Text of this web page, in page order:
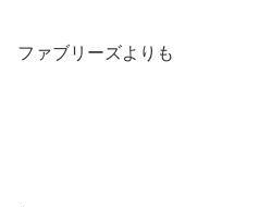
ファブリーズよりも